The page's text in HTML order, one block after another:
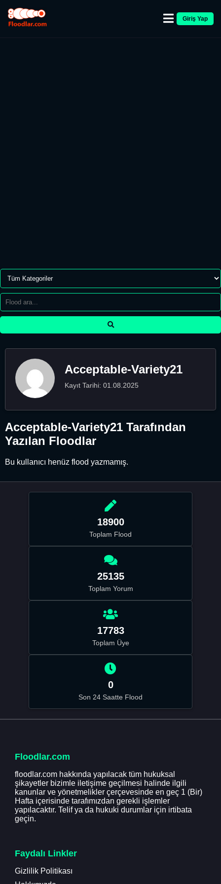
Giriş Yap
Acceptable-Variety21
Kayıt Tarihi: 01.08.2025
Acceptable-Variety21 Tarafından
Yazılan Floodlar
Bu kullanıcı henüz flood yazmamış.
18900
Toplam Flood
25135
Toplam Yorum
17783
Toplam Üye
0
Son 24 Saatte Flood
Floodlar.com
floodlar.com hakkında yapılacak tüm hukuksal
şikayetler bizimle iletişime geçilmesi halinde ilgili
kanunlar ve yönetmelikler çerçevesinde en geç 1 (Bir)
Hafta içerisinde tarafımızdan gerekli işlemler
yapılacaktır. Telif ya da hukuki durumlar için irtibata
geçin.
Faydalı Linkler
Gizlilik Politikası